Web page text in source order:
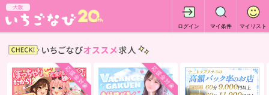
大阪
ログイン マイ条件 マイリスト
応援金対象 応援金対象